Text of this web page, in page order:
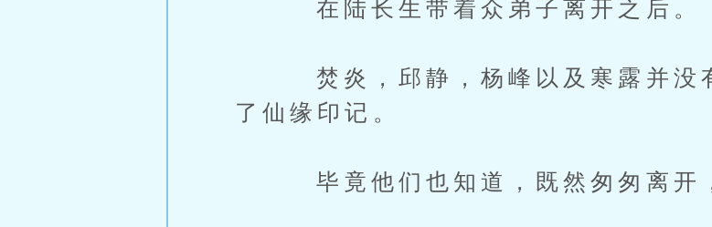
在陆长生带着众弟子离开之后。
焚炎，邱静，杨峰以及寒露并没有
了仙缘印记。
毕竟他们也知道，既然匆匆离开，